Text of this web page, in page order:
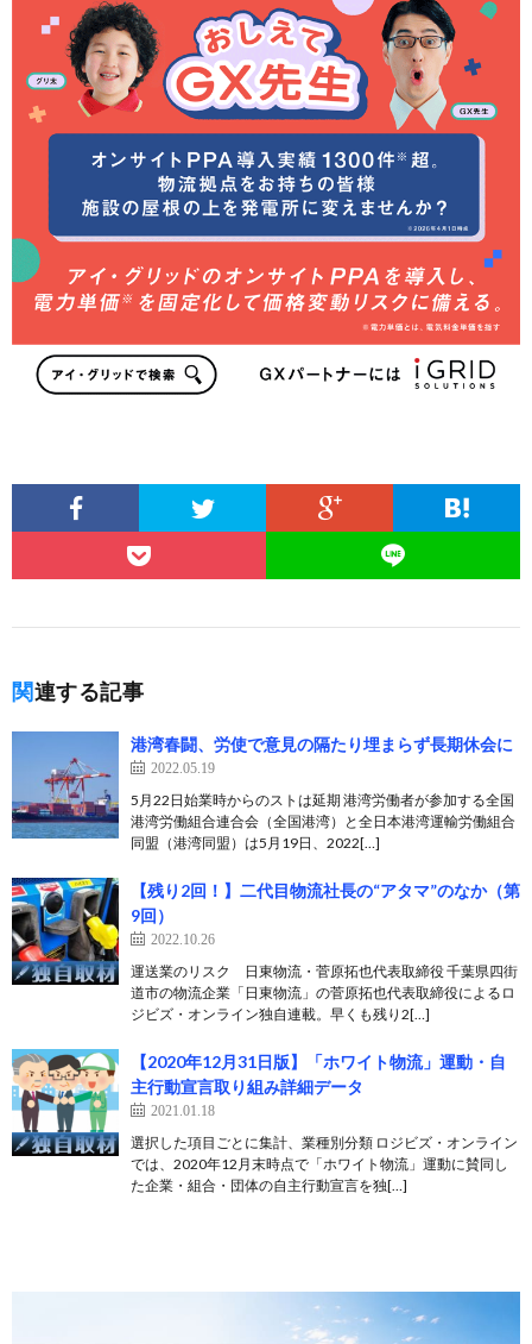
関連する記事
港湾春闘、労使で意見の隔たり埋まらず長期休会に
2022.05.19
5月22日始業時からのストは延期 港湾労働者が参加する全国
港湾労働組合連合会（全国港湾）と全日本港湾運輸労働組合
同盟（港湾同盟）は5月19日、2022[…]
【残り2回！】二代目物流社長の“アタマ”のなか（第
9回）
2022.10.26
運送業のリスク 日東物流・菅原拓也代表取締役 千葉県四街
道市の物流企業「日東物流」の菅原拓也代表取締役によるロ
ジビズ・オンライン独自連載。早くも残り2[…]
【2020年12月31日版】「ホワイト物流」運動・自
主行動宣言取り組み詳細データ
2021.01.18
選択した項目ごとに集計、業種別分類 ロジビズ・オンライン
では、2020年12月末時点で「ホワイト物流」運動に賛同し
た企業・組合・団体の自主行動宣言を独[…]